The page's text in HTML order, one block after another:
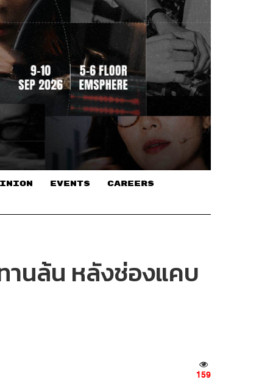
EVENTS CAREERS
านล้น หลังช่องแคบ
159